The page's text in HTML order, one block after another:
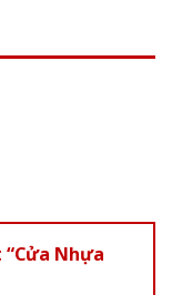
Nhựa